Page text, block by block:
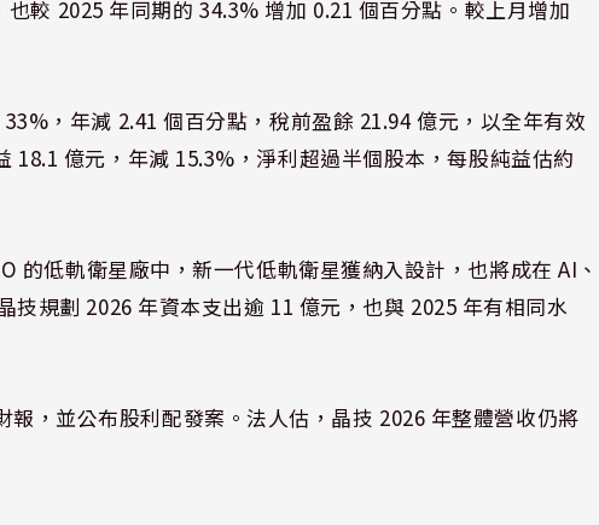
較 2025 年同期的 34.3% 增加 0.21 個百分點。較上月增加
，年減 2.41 個百分點，稅前盈餘 21.94 億元，以全年有效
18.1 億元，年減 15.3%，淨利超過半個股本，每股純益估約
的低軌衛星廠中，新一代低軌衛星獲納入設計，也將成在 AI、
規劃 2026 年資本支出逾 11 億元，也與 2025 年有相同水
，並公布股利配發案。法人估，晶技 2026 年整體營收仍將